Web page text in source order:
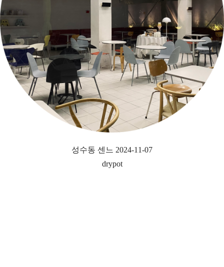
성수동 센느 2024-11-07
drypot